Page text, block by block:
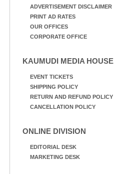
ADVERTISEMENT DISCLAIMER
PRINT AD RATES
OUR OFFICES
CORPORATE OFFICE
KAUMUDI MEDIA HOUSE
EVENT TICKETS
SHIPPING POLICY
RETURN AND REFUND POLICY
CANCELLATION POLICY
ONLINE DIVISION
EDITORIAL DESK
MARKETING DESK